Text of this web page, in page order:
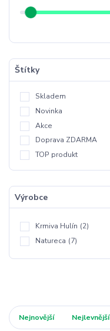
Štítky
Skladem
Novinka
Akce
Doprava ZDARMA
TOP produkt
Výrobce
Krmiva Hulín (2)
Natureca (7)
Nejnovější Nejlevnější